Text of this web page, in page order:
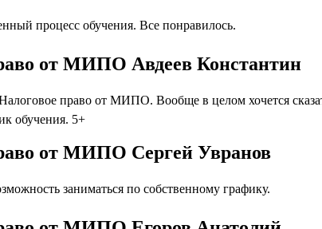
процесс обучения. Все понравилось.
от МИПО Авдеев Константин
Налоговое право от МИПО. Вообще в целом хочется
обучения. 5+
от МИПО Сергей Увранов
заниматься по собственному графику.